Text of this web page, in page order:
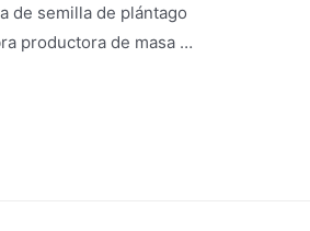
de semilla de plántago
productora de masa …